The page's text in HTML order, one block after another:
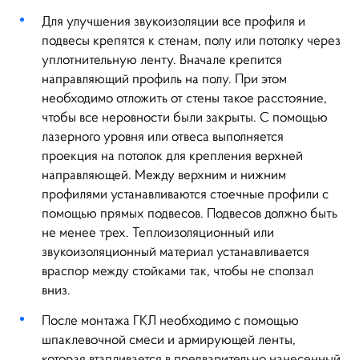
Для улучшения звукоизоляции все профиля и
подвесы крепятся к стенам, полу или потолку через
уплотнительную ленту. Вначале крепится
направляющий профиль на полу. При этом
необходимо отложить от стены такое расстояние,
чтобы все неровности были закрыты. С помощью
лазерного уровня или отвеса выполняется
проекция на потолок для крепления верхней
направляющей. Между верхним и нижним
профилями устанавливаются стоечные профили с
помощью прямых подвесов. Подвесов должно быть
не менее трех. Теплоизоляционный или
звукоизоляционный материал устанавливается
враспор между стойками так, чтобы не сползал
вниз.
После монтажа ГКЛ необходимо с помощью
шпаклевочной смеси и армирующей ленты,